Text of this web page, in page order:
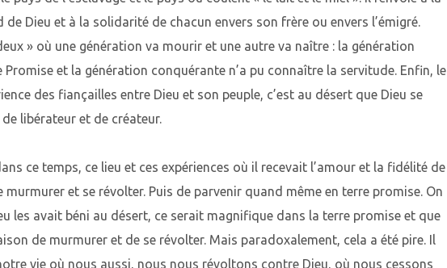
de Dieu et à la solidarité de chacun envers son frère ou envers l’émigré.
» où une génération va mourir et une autre va naître : la génération
et la génération conquérante n’a pu connaître la servitude. Enfin, le
des fiançailles entre Dieu et son peuple, c’est au désert que Dieu se
libérateur et de créateur.
ce temps, ce lieu et ces expériences où il recevait l’amour et la fidélité de
murmurer et se révolter. Puis de parvenir quand même en terre promise. On
les avait béni au désert, ce serait magnifique dans la terre promise et que
de murmurer et de se révolter. Mais paradoxalement, cela a été pire. Il
vie où nous aussi, nous nous révoltons contre Dieu, où nous cessons